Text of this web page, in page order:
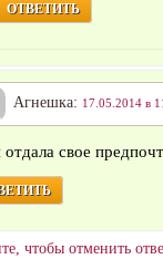
ОТВЕТИТЬ
Агнешка: 17.05.2014 в
отдала свое
чтобы отменить